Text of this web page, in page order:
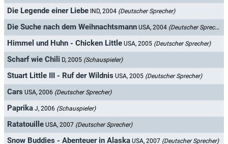
Die Legende einer Liebe IND, 2004 (Deutscher Sprecher)
Die Suche nach dem Weihnachtsmann USA, 2004 (Deutscher Sprecher)
Himmel und Huhn - Chicken Little USA, 2005 (Deutscher Sprecher)
Scharf wie Chili D, 2005 (Schauspieler)
Stuart Little III - Ruf der Wildnis USA, 2005 (Deutscher Sprecher)
Cars USA, 2006 (Deutscher Sprecher)
Paprika J, 2006 (Schauspieler)
Ratatouille USA, 2007 (Deutscher Sprecher)
Snow Buddies - Abenteuer in Alaska USA, 2007 (Deutscher Sprecher)